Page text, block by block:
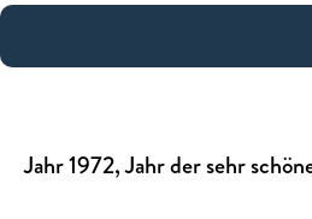
Jahr 1972, Jahr der sehr